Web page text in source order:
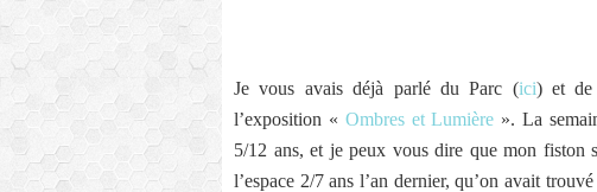
Je vous avais déjà parlé du Parc (ici) et de
l’exposition « Ombres et Lumière ». La
5/12 ans, et je peux vous dire que mon fiston
l’espace 2/7 ans l’an dernier, qu’on avait